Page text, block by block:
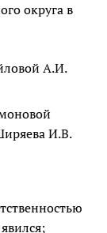
округа в
А.И.
И.В.